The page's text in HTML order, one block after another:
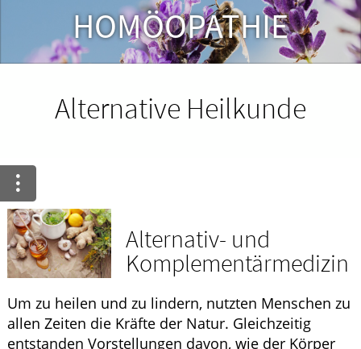
Leistungen
HOMÖOPATHIE
GESUND IM ALTER
HOMÖOPATHIE
Alternative Heilkunde
Alternativ- und
Komplementärmedizin
Um zu heilen und zu lindern, nutzten Menschen zu
allen Zeiten die Kräfte der Natur. Gleichzeitig
entstanden Vorstellungen davon, wie der Körper